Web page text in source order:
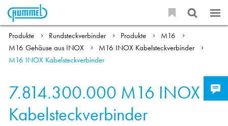
Produkte Rundsteckverbinder Produkte
M16
M16 Gehäuse aus INOX
M16 INOX Kabelsteckverbinder
M16 INOX Kabelsteckverbinder
7.814.300.000 M16 INOX
Kabelsteckverbinder